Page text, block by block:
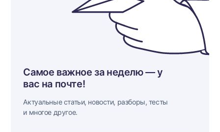
Самое важное за неделю — у
вас на почте!
Актуальные статьи, новости, разборы, тесты
и многое другое.